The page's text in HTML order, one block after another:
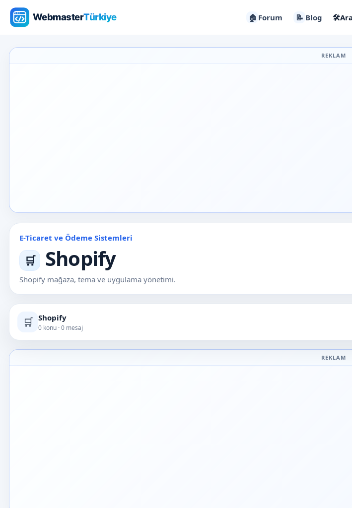
🏠 Forum 📝 Blog 🛠️
REKLAM
E-Ticaret ve Ödeme Sistemleri
🛒 Shopify
Shopify mağaza, tema ve uygulama yönetimi.
🛒 Shopify
0 konu · 0 mesaj
REKLAM